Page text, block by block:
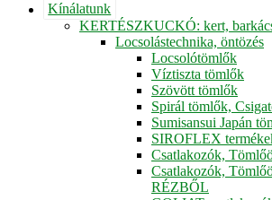
Kínálatunk
KERTÉSZKUCKÓ: kert,
Locsolástechnika, öntözés
Locsolótömlők
Víztiszta tömlők
Szövött tömlők
Spirál tömlők,
Sumisansui Japán
SIROFLEX
Csatlakozók,
Csatlakozók,
RÉZBŐL